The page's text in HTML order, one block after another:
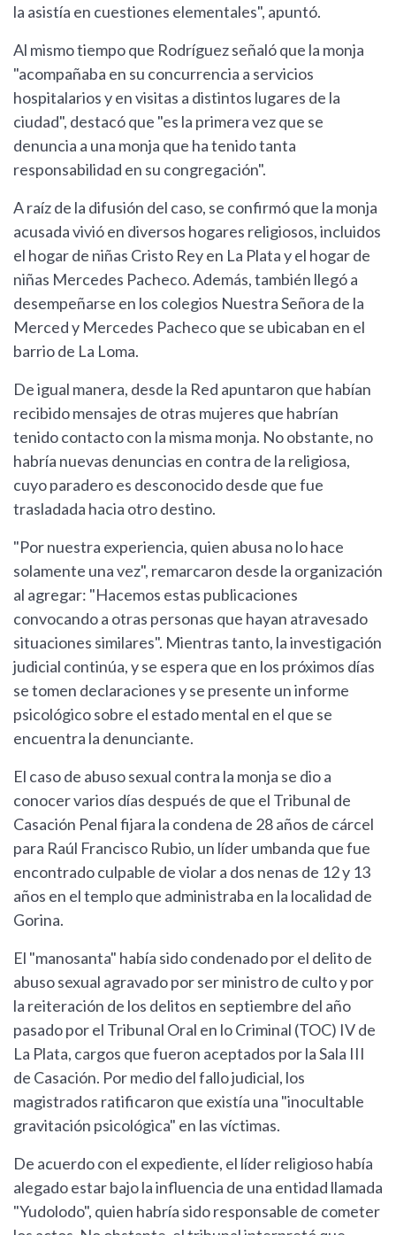
la asistía en cuestiones elementales", apuntó.
Al mismo tiempo que Rodríguez señaló que la monja
"acompañaba en su concurrencia a servicios
hospitalarios y en visitas a distintos lugares de la
ciudad", destacó que "es la primera vez que se
denuncia a una monja que ha tenido tanta
responsabilidad en su congregación".
A raíz de la difusión del caso, se confirmó que la monja
acusada vivió en diversos hogares religiosos, incluidos
el hogar de niñas Cristo Rey en La Plata y el hogar de
niñas Mercedes Pacheco. Además, también llegó a
desempeñarse en los colegios Nuestra Señora de la
Merced y Mercedes Pacheco que se ubicaban en el
barrio de La Loma.
De igual manera, desde la Red apuntaron que habían
recibido mensajes de otras mujeres que habrían
tenido contacto con la misma monja. No obstante, no
habría nuevas denuncias en contra de la religiosa,
cuyo paradero es desconocido desde que fue
trasladada hacia otro destino.
"Por nuestra experiencia, quien abusa no lo hace
solamente una vez", remarcaron desde la organización
al agregar: "Hacemos estas publicaciones
convocando a otras personas que hayan atravesado
situaciones similares". Mientras tanto, la investigación
judicial continúa, y se espera que en los próximos días
se tomen declaraciones y se presente un informe
psicológico sobre el estado mental en el que se
encuentra la denunciante.
El caso de abuso sexual contra la monja se dio a
conocer varios días después de que el Tribunal de
Casación Penal fijara la condena de 28 años de cárcel
para Raúl Francisco Rubio, un líder umbanda que fue
encontrado culpable de violar a dos nenas de 12 y 13
años en el templo que administraba en la localidad de
Gorina.
El "manosanta" había sido condenado por el delito de
abuso sexual agravado por ser ministro de culto y por
la reiteración de los delitos en septiembre del año
pasado por el Tribunal Oral en lo Criminal (TOC) IV de
La Plata, cargos que fueron aceptados por la Sala III
de Casación. Por medio del fallo judicial, los
magistrados ratificaron que existía una "inocultable
gravitación psicológica" en las víctimas.
De acuerdo con el expediente, el líder religioso había
alegado estar bajo la influencia de una entidad llamada
"Yudolodo", quien habría sido responsable de cometer